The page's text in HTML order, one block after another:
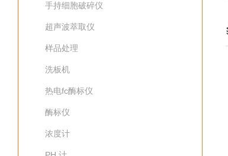
手持细胞破碎仪
超声波萃取仪
样品处理
洗板机
热电fc酶标仪
酶标仪
浓度计